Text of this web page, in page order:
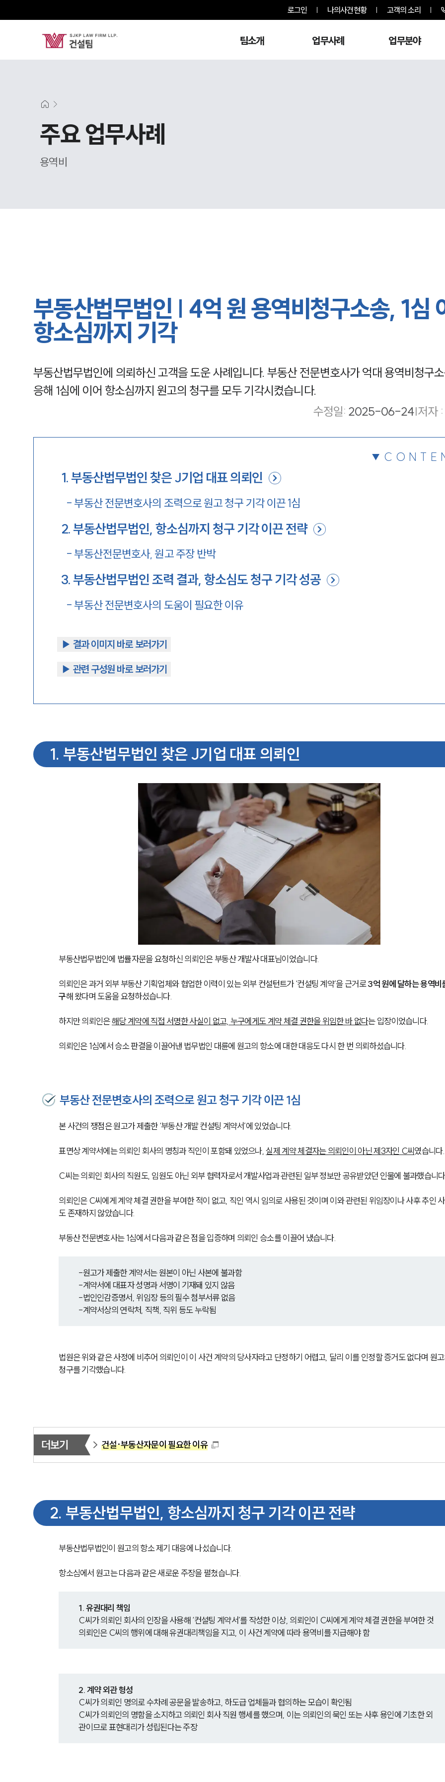
로그인 나의사건현황 고객의 소리
팀소개 업무사례 업무분야
주요 업무사례
용역비
부동산법무법인 | 4억 원 용역비청구소송, 1심
항소심까지 기각
부동산법무법인에 의뢰하신 고객을 도운 사례입니다. 부동산 전문변호사가 억대 용역비청구
응해 1심에 이어 항소심까지 원고의 청구를 모두 기각시켰습니다.
수정일: 2025-06-24|저자 :
1. 부동산법무법인 찾은 J기업 대표 의뢰인
- 부동산 전문변호사의 조력으로 원고 청구 기각 이끈 1심
2. 부동산법무법인, 항소심까지 청구 기각 이끈 전략
- 부동산전문변호사, 원고 주장 반박
3. 부동산법무법인 조력 결과, 항소심도 청구 기각 성공
- 부동산 전문변호사의 도움이 필요한 이유
▶︎ 결과 이미지 바로 보러가기
▶︎ 관련 구성원 바로 보러가기
1. 부동산법무법인 찾은 J기업 대표 의뢰인
부동산법무법인에 법률자문을 요청하신 의뢰인은 부동산 개발사 대표님이었습니다.
의뢰인은 과거 외부 부동산 기획업체와 협업한 이력이 있는 외부 컨설턴트가 ‘컨설팅 계약’을 근거로 3억 원에 달하는 용역비
구해 왔다며 도움을 요청하셨습니다.
하지만 의뢰인은 해당 계약에 직접 서명한 사실이 없고, 누구에게도 계약 체결 권한을 위임한 바 없다는 입장이었습니다.
의뢰인은 1심에서 승소 판결을 이끌어낸 법무법인 대륜에 원고의 항소에 대한 대응도 다시 한 번 의뢰하셨습니다.
부동산 전문변호사의 조력으로 원고 청구 기각 이끈 1심
본 사건의 쟁점은 원고가 제출한 ‘부동산 개발 컨설팅 계약서’에 있었습니다.
표면상 계약서에는 의뢰인 회사의 명칭과 직인이 포함돼 있었으나, 실제 계약 체결자는 의뢰인이 아닌 제3자인 C씨였습니다.
C씨는 의뢰인 회사의 직원도, 임원도 아닌 외부 협력자로서 개발사업과 관련된 일부 정보만 공유받았던 인물에 불과했습니
의뢰인은 C씨에게 계약 체결 권한을 부여한 적이 없고, 직인 역시 임의로 사용된 것이며 이와 관련된 위임장이나 사후 추인
도 존재하지 않았습니다.
부동산 전문변호사는 1심에서 다음과 같은 점을 입증하며 의뢰인 승소를 이끌어 냈습니다.
-원고가 제출한 계약서는 원본이 아닌 사본에 불과함
-계약서에 대표자 성명과 서명이 기재돼 있지 않음
-법인인감증명서, 위임장 등의 필수 첨부서류 없음
-계약서상의 연락처, 직책, 직위 등도 누락됨
법원은 위와 같은 사정에 비추어 의뢰인이 이 사건 계약의 당사자라고 단정하기 어렵고, 달리 이를 인정할 증거도 없다며 원고
청구를 기각했습니다.
더보기 건설·부동산자문이 필요한 이유
2. 부동산법무법인, 항소심까지 청구 기각 이끈 전략
부동산법무법인이 원고의 항소 제기 대응에 나섰습니다.
항소심에서 원고는 다음과 같은 새로운 주장을 펼쳤습니다.
1. 유권대리 책임
C씨가 의뢰인 회사의 인장을 사용해 ‘컨설팅 계약서’를 작성한 이상, 의뢰인이 C씨에게 계약 체결 권한을 부여한 것
의뢰인은 C씨의 행위에 대해 유권대리책임을 지고, 이 사건 계약에 따라 용역비를 지급해야 함
2. 계약 외관 형성
C씨가 의뢰인 명의로 수차례 공문을 발송하고, 하도급 업체들과 협의하는 모습이 확인됨
C씨가 의뢰인의 명함을 소지하고 의뢰인 회사 직원 행세를 했으며, 이는 의뢰인의 묵인 또는 사후 용인에 기초한 외
관이므로 표현대리가 성립된다는 주장